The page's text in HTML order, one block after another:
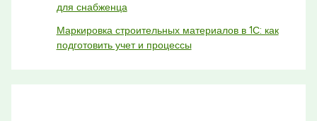
для снабженца
Маркировка строительных материалов в 1С: как
подготовить учет и процессы